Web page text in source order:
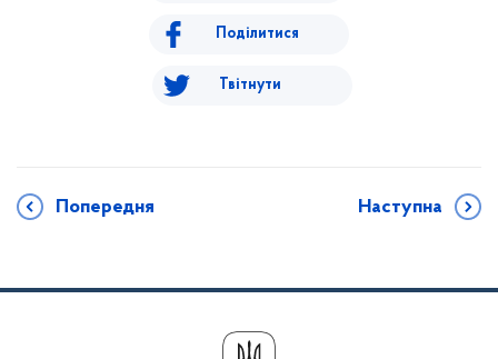
Поділитися
Твітнути
Попередня Наступна